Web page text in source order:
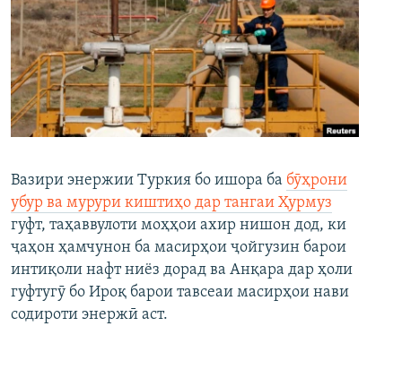
Вазири энержии Туркия бо ишора ба бӯҳрони
убур ва мурури киштиҳо дар тангаи Ҳурмуз
гуфт, таҳаввулоти моҳҳои ахир нишон дод, ки
ҷаҳон ҳамчунон ба масирҳои ҷойгузин барои
интиқоли нафт ниёз дорад ва Анқара дар ҳоли
гуфтугӯ бо Ироқ барои тавсеаи масирҳои нави
содироти энержӣ аст.